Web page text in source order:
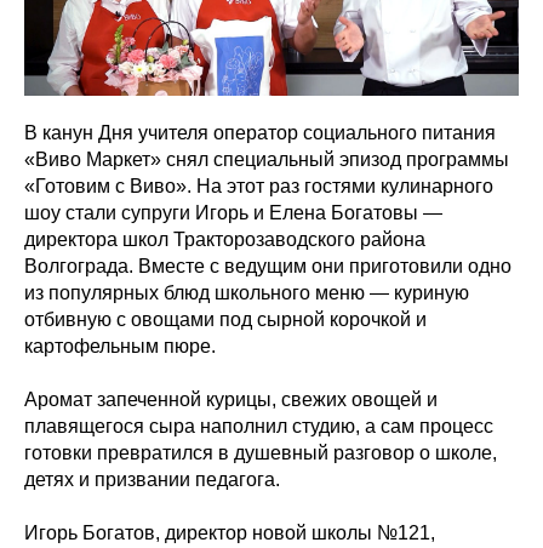
В канун Дня учителя оператор социального питания
«Виво Маркет» снял специальный эпизод программы
«Готовим с Виво». На этот раз гостями кулинарного
шоу стали супруги Игорь и Елена Богатовы —
директора школ Тракторозаводского района
Волгограда. Вместе с ведущим они приготовили одно
из популярных блюд школьного меню — куриную
отбивную с овощами под сырной корочкой и
картофельным пюре.
Аромат запеченной курицы, свежих овощей и
плавящегося сыра наполнил студию, а сам процесс
готовки превратился в душевный разговор о школе,
детях и призвании педагога.
Игорь Богатов, директор новой школы №121,